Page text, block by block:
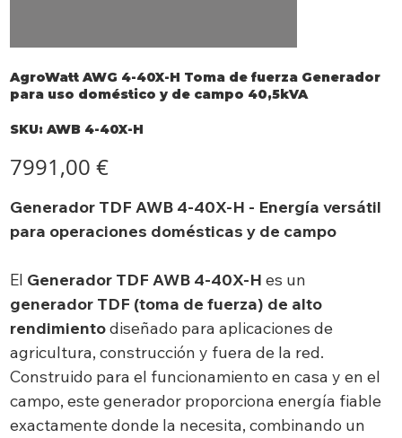
AgroWatt AWG 4-40X-H Toma de fuerza Generador
para uso doméstico y de campo 40,5kVA
SKU: SKU
AWB
H
AWB 4-40X-H
7991,00 €
Generador TDF AWB 4-40X-H - Energía versátil
para operaciones domésticas y de campo
El Generador TDF AWB 4-40X-H es un
generador TDF (toma de fuerza) de alto
rendimientodiseñado para aplicaciones de
agricultura, construcción y fuera de la red.
Construido para el funcionamiento en casa y en el
campo, este generador proporciona energía fiable
exactamente donde la necesita, combinando un